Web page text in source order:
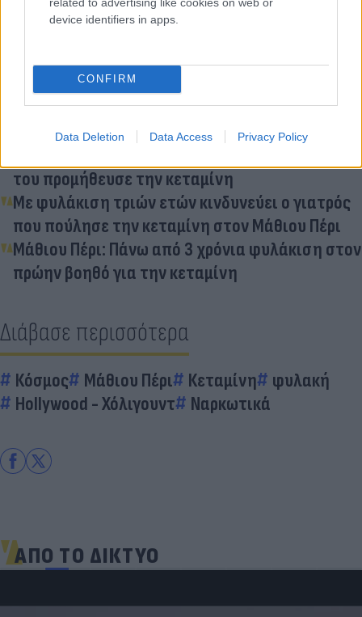
device identifiers in apps.
CONFIRM
Data Deletion Data Access Privacy Policy
Διάβασε σχετικά
15 χρόνια φυλάκιση στη «βασίλισσα της
κεταμίνης» για τον θάνατο του Μάθιου Πέρι
του προμήθευσε την κεταμίνη
Με φυλάκιση τριών ετών κινδυνεύει ο γιατρός
που πούλησε την κεταμίνη στον Μάθιου Πέρι
Μάθιου Πέρι: Πάνω από 3 χρόνια φυλάκιση στον
πρώην βοηθό για την κεταμίνη
Διάβασε περισσότερα
Κόσμος Μάθιου Πέρι Κεταμίνη
φυλακή
Hollywood - Χόλιγουντ
Ναρκωτικά
ΑΠΟ ΤΟ ΔΙΚΤΥΟ